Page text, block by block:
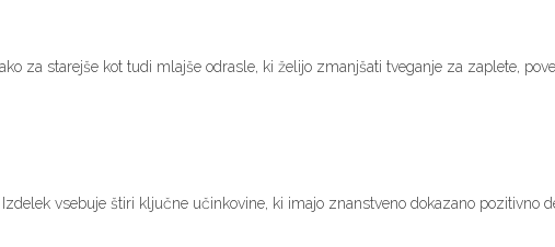
za starejše kot tudi mlajše odrasle, ki želijo zmanjšati tveganje za zaplete,
vsebuje štiri ključne učinkovine, ki imajo znanstveno dokazano pozitivno